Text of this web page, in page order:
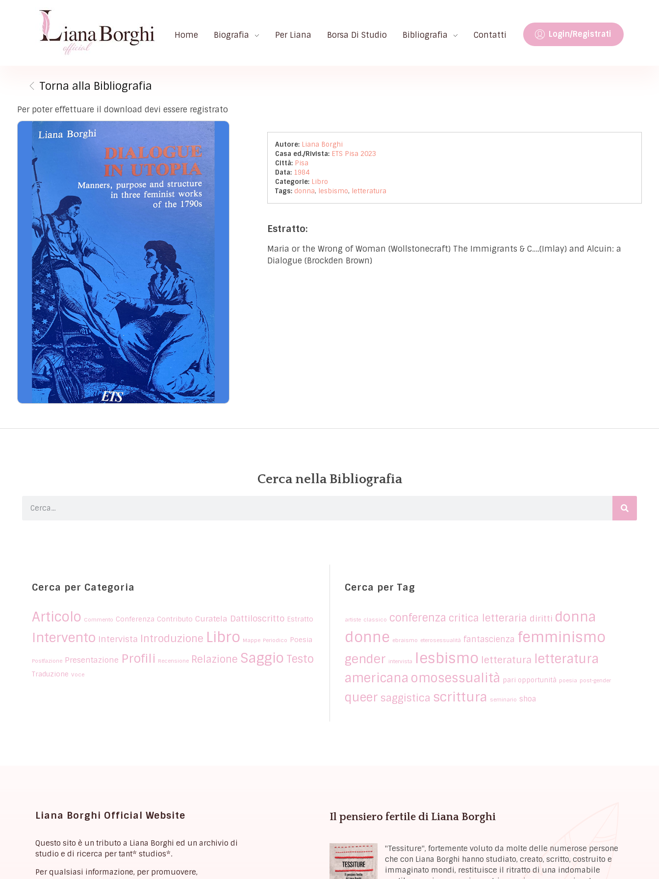
Home Biografia Per Liana Borsa Di Studio Bibliografia Contatti Login/Registrati
Torna alla Bibliografia
Per poter effettuare il download devi essere registrato
Autore: Liana Borghi
Casa ed./Rivista: ETS Pisa 2023
Città: Pisa
Data: 1984
Categorie: Libro
Tags: donna, lesbismo, letteratura
Estratto:
Maria or the Wrong of Woman (Wollstonecraft) The Immigrants & C….(Imlay) and Alcuin: a
Dialogue (Brockden Brown)
Cerca nella Bibliografia
Cerca per Categoria
Articolo Commento Conferenza Contributo Curatela Dattiloscritto Estratto
Intervento Intervista Introduzione Libro Mappe Periodico Poesia
Postfazione Presentazione Profili Recensione Relazione Saggio Testo
Traduzione Voce
Cerca per Tag
artiste classico conferenza critica letteraria diritti donna
donne ebraismo eterosessualità fantascienza femminismo
gender intervista lesbismo letteratura letteratura
americana omosessualità pari opportunità poesia post-gender
queer saggistica scrittura seminario shoa
Liana Borghi Official Website
Questo sito è un tributo a Liana Borghi ed un archivio di
studio e di ricerca per tant* studios*.
Per qualsiasi informazione, per promuovere,
Il pensiero fertile di Liana Borghi
"Tessiture", fortemente voluto da molte delle numerose persone
che con Liana Borghi hanno studiato, creato, scritto, costruito e
immaginato mondi, restituisce il ritratto di una indomabile